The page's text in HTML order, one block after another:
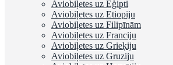
Aviobiļetes uz Ēģipti
Aviobiļetes uz Etiopiju
Aviobiļetes uz Filipīnām
Aviobiļetes uz Franciju
Aviobiļetes uz Grieķiju
Aviobiļetes uz Gruziju